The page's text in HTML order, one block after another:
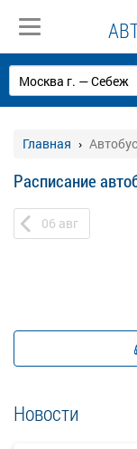
Главная
Расписание
06 авг
Новости